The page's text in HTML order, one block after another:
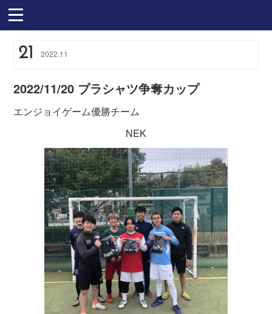
21 2022.11
2022/11/20 プラシャツ争奪カップ
エンジョイゲーム優勝チーム
NEK